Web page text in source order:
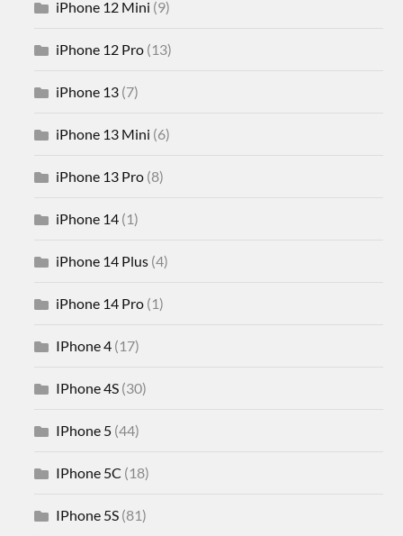
iPhone 12 Mini (9)
iPhone 12 Pro (13)
iPhone 13 (7)
iPhone 13 Mini (6)
iPhone 13 Pro (8)
iPhone 14 (1)
iPhone 14 Plus (4)
iPhone 14 Pro (1)
IPhone 4 (17)
IPhone 4S (30)
IPhone 5 (44)
IPhone 5C (18)
IPhone 5S (81)